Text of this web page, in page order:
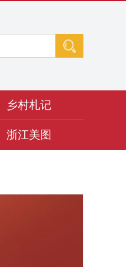
乡村札记
浙江美图